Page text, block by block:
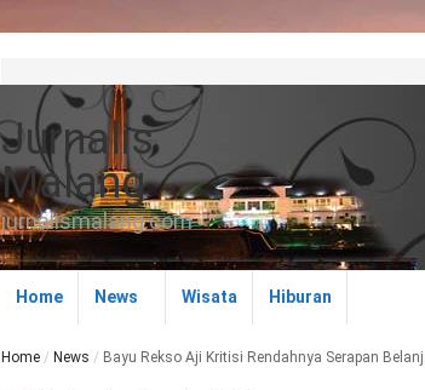
Jurnalis
Malang
jurnalismalang.com
Home News Wisata Hiburan
Home / News / Bayu Rekso Aji Kritisi Rendahnya Serapan